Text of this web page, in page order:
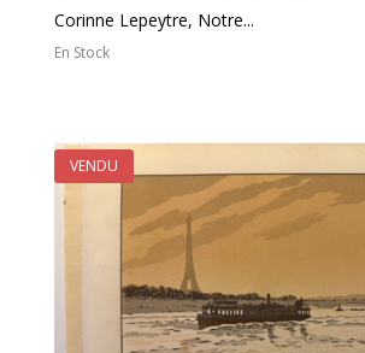
Corinne Lepeytre, Notre...
En Stock
VENDU